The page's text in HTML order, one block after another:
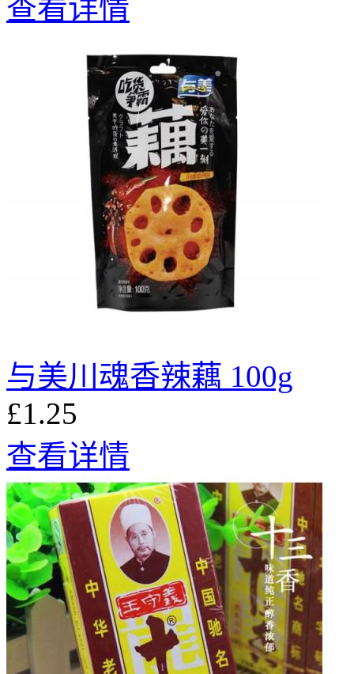
查看详情
与美川魂香辣藕 100g
£1.25
查看详情